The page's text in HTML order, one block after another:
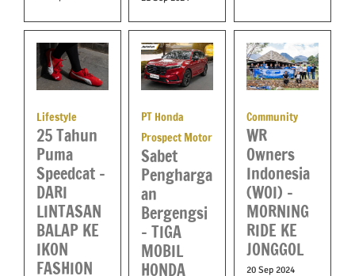
Lifestyle
25 Tahun
Puma
Speedcat –
DARI
LINTASAN
BALAP KE
IKON
FASHION
PT Honda
Prospect Motor
Sabet
Pengharga
an
Bergengsi
– TIGA
MOBIL
HONDA
Community
WR
Owners
Indonesia
(WOI) –
MORNING
RIDE KE
JONGGOL
20 Sep 2024